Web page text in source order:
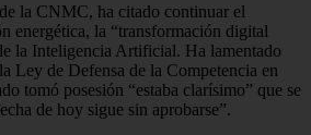
la CNMC, ha citado continuar el
energética, la “transformación digital
la Inteligencia Artificial. Ha lamentado
Ley de Defensa de la Competencia en
tomó posesión “estaba clarísimo” que se
de hoy sigue sin aprobarse”.